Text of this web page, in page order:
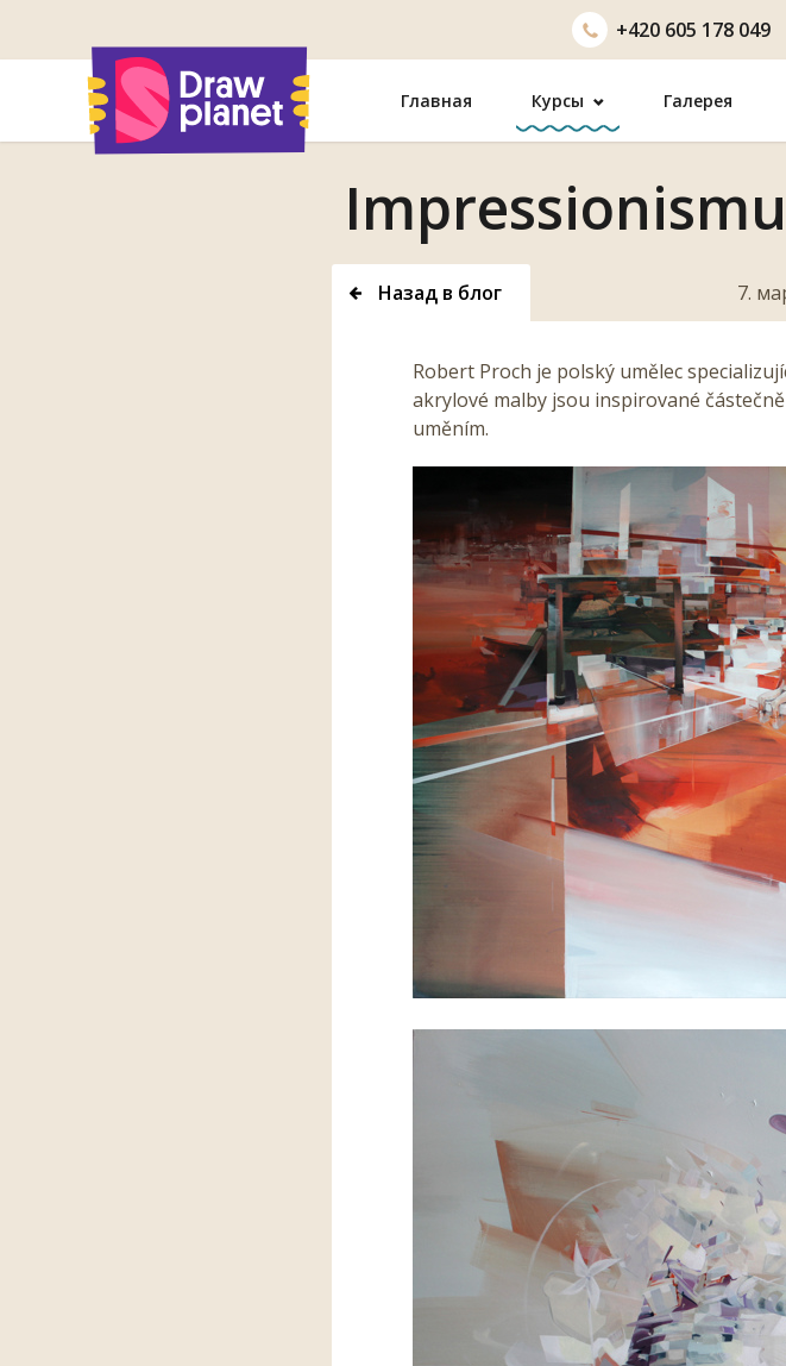
+420 605 178 049
Главная Курсы Галерея
7.
Назад в блог
Robert Proch je polský umělec
akrylové malby jsou inspirované
uměním.